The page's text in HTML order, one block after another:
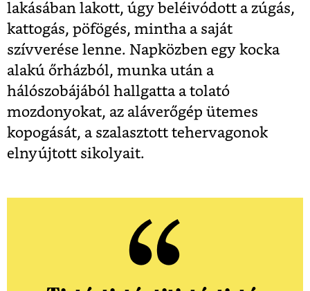
lakásában lakott, úgy beléivódott a zúgás,
kattogás, pöfögés, mintha a saját
szívverése lenne. Napközben egy kocka
alakú őrházból, munka után a
hálószobájából hallgatta a tolató
mozdonyokat, az aláverőgép ütemes
kopogását, a szalasztott tehervagonok
elnyújtott sikolyait.